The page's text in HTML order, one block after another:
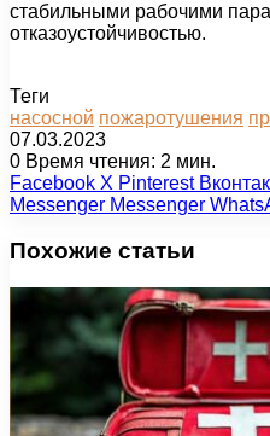
стабильными рабочими
отказоустойчивостью.
Теги
насосной пожаротушения
07.03.2023
0 Время чтения: 2 мин.
Facebook X Pinterest
Messenger Messenger
Похожие статьи